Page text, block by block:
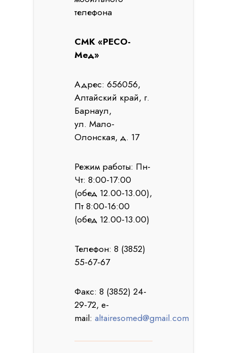
телефона
СМК «РЕСО-
Мед»
Адрес: 656056,
Алтайский край, г.
Барнаул,
ул. Мало-
Олонская, д. 17
Режим работы: Пн-
Чт: 8:00-17:00
(обед 12.00-13.00),
Пт 8:00-16:00
(обед 12.00-13.00)
Телефон: 8 (3852)
55-67-67
Факс: 8 (3852) 24-
29-72, e-
mail:altairesomed@gmail.com